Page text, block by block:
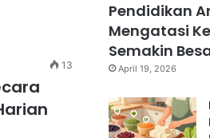
13
Pendidikan
Mengatasi
Semakin
April 19, 2026